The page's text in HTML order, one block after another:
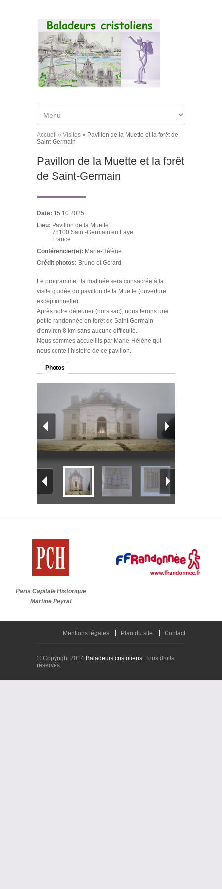
Vous êtes ici
Accueil » Visites » Pavillon de la Muette et la forêt de
Saint-Germain
Pavillon de la Muette et la forêt
de Saint-Germain
Date: 15.10.2025
Lieu: Pavillon de la Muette
78100 Saint-Germain en Laye
France
Conférencier(e): Marie-Hélène
Crédit photos: Bruno et Gérard
Le programme : la matinée sera consacrée à la
visite guidée du pavillon de la Muette (ouverture
exceptionnelle).
Après notre déjeuner (hors sac), nous ferons une
petite randonnée en forêt de Saint Germain
d'environ 8 km sans aucune difficulté.
Nous sommes accueillis par Marie-Hélène qui
nous conte l’histoire de ce pavillon.
Photos
Paris Capitale Historique
Martine Peyrat
Mentions légales Plan du site Contact
© Copyright 2014 Baladeurs cristoliens. Tous droits
réservés.